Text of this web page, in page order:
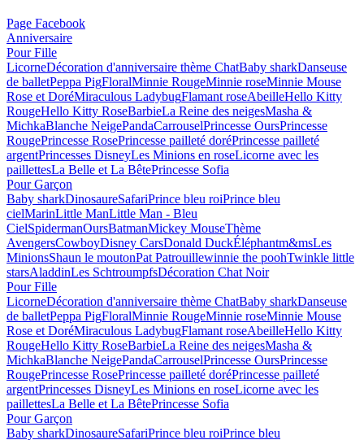
Page Facebook
Anniversaire
Pour Fille
LicorneDécoration d'anniversaire thème ChatBaby sharkDanseuse
de balletPeppa PigFloralMinnie RougeMinnie roseMinnie Mouse
Rose et DoréMiraculous LadybugFlamant roseAbeilleHello Kitty
RougeHello Kitty RoseBarbieLa Reine des neigesMasha &
MichkaBlanche NeigePandaCarrouselPrincesse OursPrincesse
RougePrincesse RosePrincesse pailleté doréPrincesse pailleté
argentPrincesses DisneyLes Minions en roseLicorne avec les
paillettesLa Belle et La BêtePrincesse Sofia
Pour Garçon
Baby sharkDinosaureSafariPrince bleu roiPrince bleu
cielMarinLittle ManLittle Man - Bleu
CielSpidermanOursBatmanMickey MouseThème
AvengersCowboyDisney CarsDonald DuckÉléphantm&msLes
MinionsShaun le moutonPat Patrouillewinnie the poohTwinkle little
starsAladdinLes SchtroumpfsDécoration Chat Noir
Pour Fille
LicorneDécoration d'anniversaire thème ChatBaby sharkDanseuse
de balletPeppa PigFloralMinnie RougeMinnie roseMinnie Mouse
Rose et DoréMiraculous LadybugFlamant roseAbeilleHello Kitty
RougeHello Kitty RoseBarbieLa Reine des neigesMasha &
MichkaBlanche NeigePandaCarrouselPrincesse OursPrincesse
RougePrincesse RosePrincesse pailleté doréPrincesse pailleté
argentPrincesses DisneyLes Minions en roseLicorne avec les
paillettesLa Belle et La BêtePrincesse Sofia
Pour Garçon
Baby sharkDinosaureSafariPrince bleu roiPrince bleu